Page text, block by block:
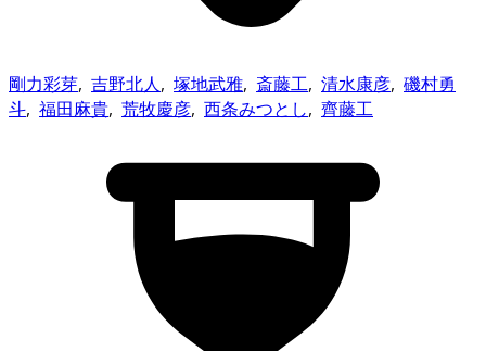
剛力彩芽, 吉野北人, 塚地武雅, 斎藤工, 清水康彦, 磯村勇
斗, 福田麻貴, 荒牧慶彦, 西条みつとし, 齊藤工